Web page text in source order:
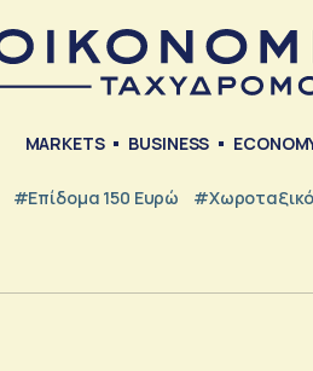
MARKETS BUSINESS
#Επίδομα 150 Ευρώ